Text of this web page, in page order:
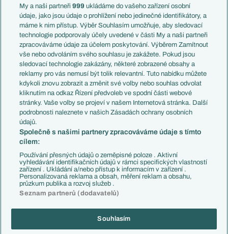
Témata
Představení týmů MS
EuroSkauting
PL v kostce
Evropské koeficienty
Přestupy
Přestupové spekulace
Zranění
Kluby
Arsenal FC
Chelsea FC
Manchester United
AC Milán
Juventus FC
Bayern Mnichov
FC Barcelona
Real Madrid
Francie
Itálie
Německo
Španělsko
Argentina
Brazílie
Přestupy
Zápasy
Livescore
Tipovací soutěž
Copyright © 2001-2026 EuroFotbal.cz. Využíváme zpravodajství ČTK.
My a naši partneři999 ukládáme do vašeho zařízení osobní
údaje, jako jsou údaje o prohlížení nebo jedinečné identifikátory, a
máme k nim přístup. Výběr Souhlasím umožňuje, aby sledovací
technologie podporovaly účely uvedené v části My a naši partneři
zpracováváme údaje za účelem poskytování. Výběrem Zamítnout
vše nebo odvoláním svého souhlasu je zakážete. Pokud jsou
sledovací technologie zakázány, některé zobrazené obsahy a
reklamy pro vás nemusí být tolik relevantní. Tuto nabídku můžete
kdykoli znovu zobrazit a změnit své volby nebo souhlas odvolat
kliknutím na odkaz Řízení předvoleb ve spodní části webové
stránky. Vaše volby se projeví v našem Internetová stránka. Další
podrobnosti naleznete v našich Zásadách ochrany osobních
údajů.
Společně s našimi partnery zpracováváme údaje s tímto
cílem:
Používání přesných údajů o zeměpisné poloze . Aktivní
vyhledávání identifikačních údajů v rámci specifických vlastností
zařízení . Ukládání a/nebo přístup k informacím v zařízení .
Personalizovaná reklama a obsah, měření reklam a obsahu,
průzkum publika a rozvoj služeb .
Seznam partnerů (dodavatelů)
Souhlasím